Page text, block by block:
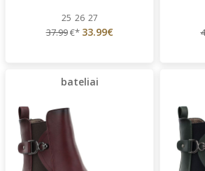
25 26 27
37.99€* 33.99€
bateliai